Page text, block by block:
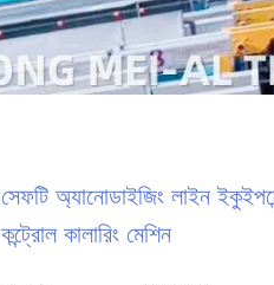
সেফটি অ্যানোডাইজিং লাইন
কন্ট্রোল কালারিং মেশিন